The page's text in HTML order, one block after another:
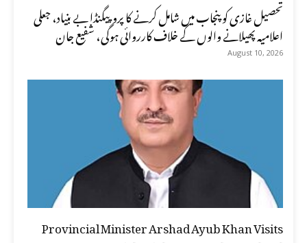
تحصیل غازی کو پنجاب میں شامل کرنے کا پروپیگنڈا بے بنیاد، جعلی
اعلامیہ پھیلانے والوں کے خلاف کارروائی ہوگی، شفیع جان
August 10, 2026
Provincial Minister Arshad Ayub Khan Visits